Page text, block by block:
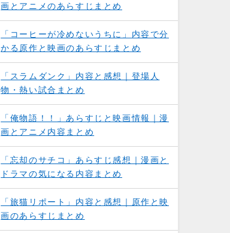
画とアニメのあらすじまとめ
「コーヒーが冷めないうちに」内容で分
かる原作と映画のあらすじまとめ
「スラムダンク」内容と感想｜登場人
物・熱い試合まとめ
「俺物語！！」あらすじと映画情報｜漫
画とアニメ内容まとめ
「忘却のサチコ」あらすじ感想｜漫画と
ドラマの気になる内容まとめ
「旅猫リポート」内容と感想｜原作と映
画のあらすじまとめ